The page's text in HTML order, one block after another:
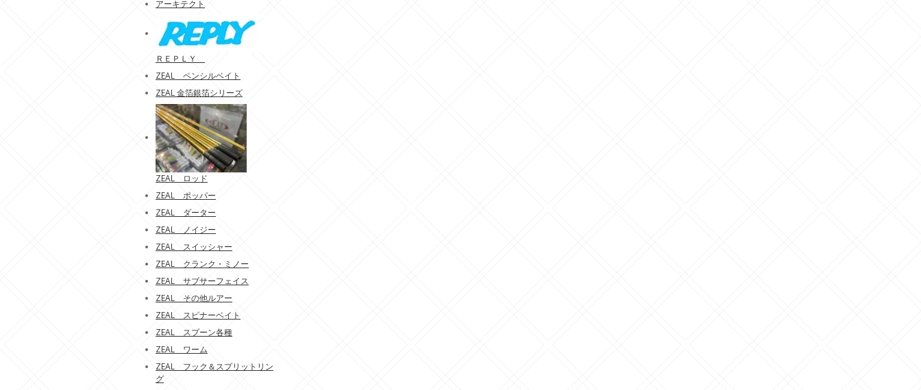
アーキテクト
ＲＥＰＬＹ
ZEAL ペンシルベイト
ZEAL 金箔銀箔シリーズ
ZEAL ロッド
ZEAL ポッパー
ZEAL ダーター
ZEAL ノイジー
ZEAL スイッシャー
ZEAL クランク・ミノー
ZEAL サブサーフェイス
ZEAL その他ルアー
ZEAL スピナーベイト
ZEAL スプーン各種
ZEAL ワーム
ZEAL フック＆スプリットリン
グ